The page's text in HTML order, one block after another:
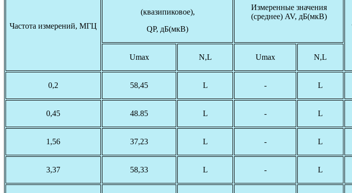
Частота измерений, МГЦ
(квазипиковое),
QP, дБ(мкВ)
Измеренные значения
(среднее) AV, дБ(мкВ)
Umax N,L Umax N,L
0,2 58,45 L - L
0,45 48.85 L - L
1,56 37,23 L - L
3,37 58,33 L - L